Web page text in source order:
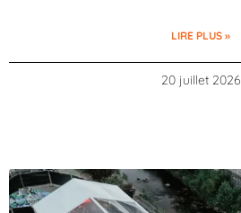
LIRE PLUS »
20 juillet 2026